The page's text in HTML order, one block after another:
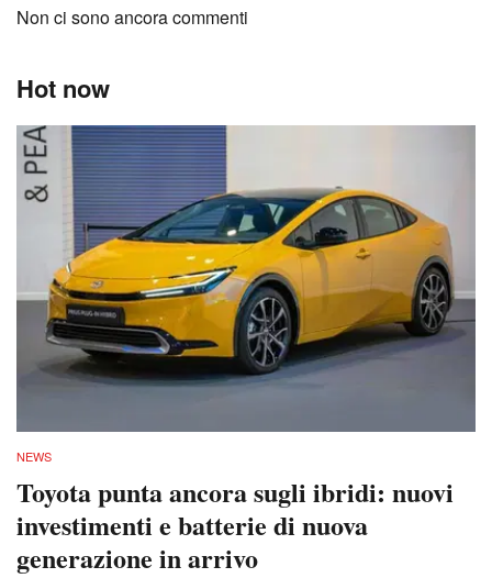
Non ci sono ancora commenti
Hot now
NEWS
Toyota punta ancora sugli ibridi: nuovi
investimenti e batterie di nuova
generazione in arrivo